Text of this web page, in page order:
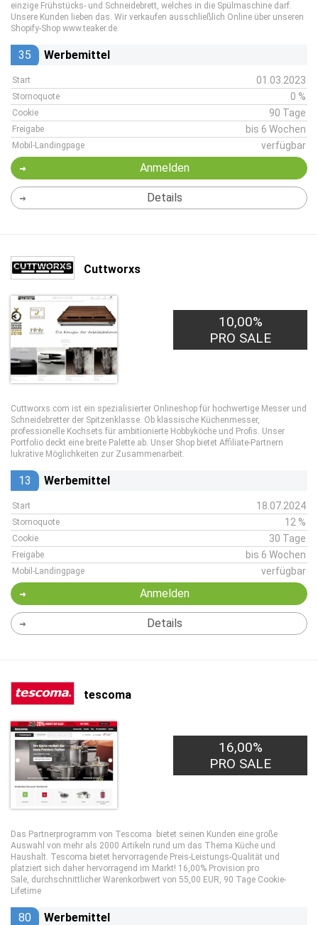
einzige Frühstücks- und Schneidebrett, welches in die Spülmaschine darf.
Unsere Kunden lieben das. Wir verkaufen ausschließlich Online über unseren
Shopify-Shop www.teaker.de.
35 Werbemittel
Start 01.03.2023
Stornoquote 0 %
Cookie 90 Tage
Freigabe bis 6 Wochen
Mobil-Landingpage verfügbar
Anmelden
Details
Cuttworxs
10,00%
PRO SALE
Cuttworxs.com ist ein spezialisierter Onlineshop für hochwertige Messer und
Schneidebretter der Spitzenklasse. Ob klassische Küchenmesser,
professionelle Kochsets für ambitionierte Hobbyköche und Profis. Unser
Portfolio deckt eine breite Palette ab. Unser Shop bietet Affiliate-Partnern
lukrative Möglichkeiten zur Zusammenarbeit.
13 Werbemittel
Start 18.07.2024
Stornoquote 12 %
Cookie 30 Tage
Freigabe bis 6 Wochen
Mobil-Landingpage verfügbar
Anmelden
Details
tescoma
16,00%
PRO SALE
Das Partnerprogramm von Tescoma bietet seinen Kunden eine große
Auswahl von mehr als 2000 Artikeln rund um das Thema Küche und
Haushalt. Tescoma bietet hervorragende Preis-Leistungs-Qualität und
platziert sich daher hervorragend im Markt! 16,00% Provision pro
Sale, durchschnittlicher Warenkorbwert von 55,00 EUR, 90 Tage Cookie-
Lifetime
80 Werbemittel